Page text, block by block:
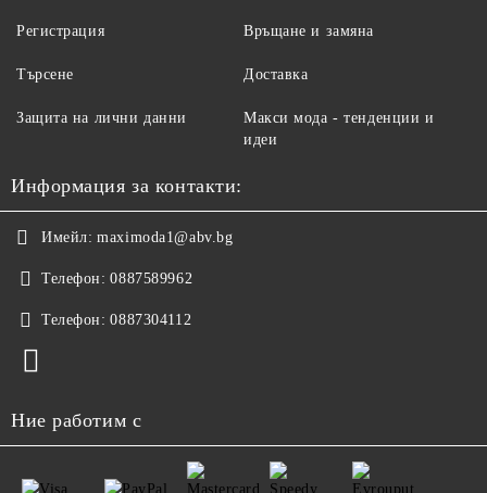
Регистрация
Търсене
Защита на лични данни
Връщане и замяна
Доставка
Макси мода - тенденции и
идеи
Информация за контакти:
Имейл: maximoda1@abv.bg
Телефон: 0887589962
Телефон: 0887304112
Ние работим с